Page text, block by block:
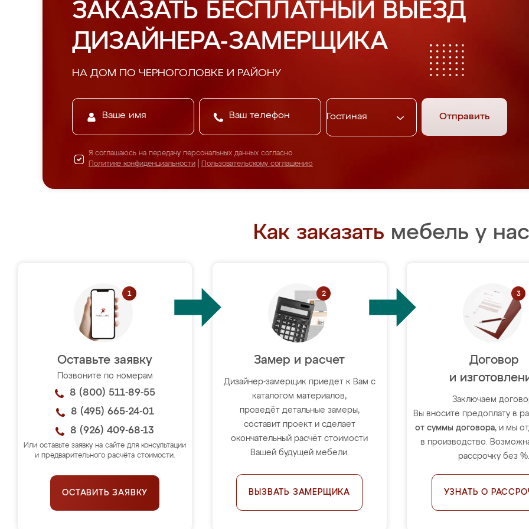
ЗАКАЗАТЬ БЕСПЛАТНЫЙ ВЫЕЗД
ДИЗАЙНЕРА-ЗАМЕРЩИКА
НА ДОМ ПО ЧЕРНОГОЛОВКЕ И РАЙОНУ
Отправить
Я соглашаюсь на передачу персональных данных согласно
Политике конфиденциальности
Пользовательскому соглашению
Как заказать мебель у
Оставьте заявку
Позвоните по номерам
8 (800) 511-89-55
8 (495) 665-24-01
8 (926) 409-68-13
Или оставьте заявку на сайте для консультации
и предварительного расчёта стоимости.
ОСТАВИТЬ ЗАЯВКУ
Замер и расчет
Дизайнер-замерщик приедет к Вам с
каталогом материалов,
проведёт детальные замеры,
составит проект и сделает
окончательный расчёт стоимости
Вашей будущей мебели.
ВЫЗВАТЬ ЗАМЕРЩИКА
Договор
и
Заключаем
Вы вносите предоплату в
от суммы договора, и мы
в производство.
рассрочку без
УЗНАТЬ О